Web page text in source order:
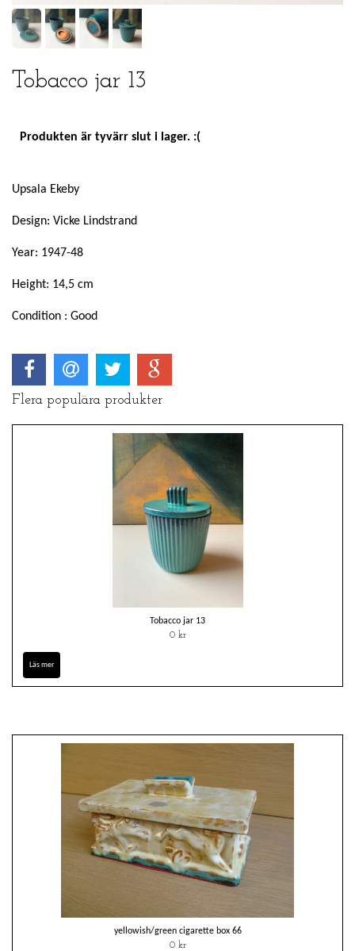
Tobacco jar 13
Produkten är tyvärr slut i lager. :(
Upsala Ekeby
Design: Vicke Lindstrand
Year: 1947-48
Height: 14,5 cm
Condition : Good
Flera populära produkter
Tobacco jar 13
0 kr
Läs mer
yellowish/green cigarette box 66
0 kr